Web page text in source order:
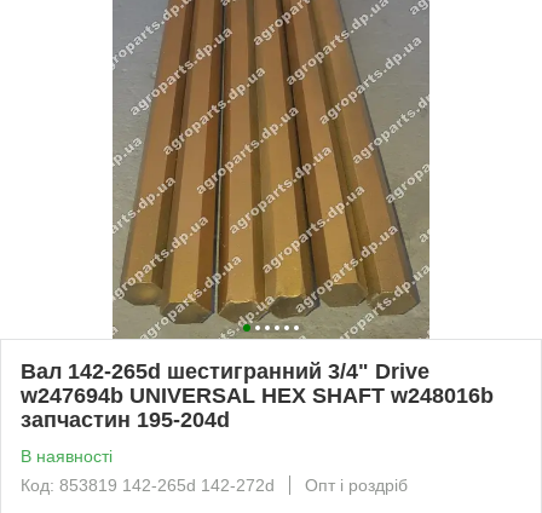
Вал 142-265d шестигранний 3/4" Drive
w247694b UNIVERSAL HEX SHAFT w248016b
запчастин 195-204d
В наявності
Код: 853819 142-265d 142-272d
Опт і роздріб